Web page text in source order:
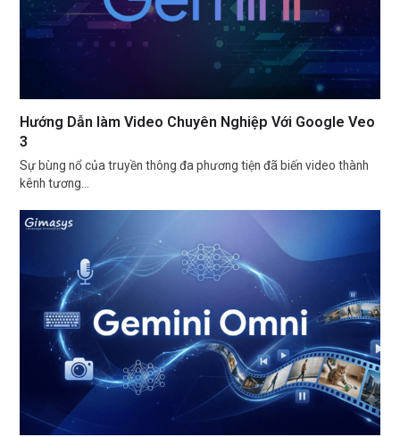
Hướng Dẫn làm Video Chuyên Nghiệp Với Google Veo
3
Sự bùng nổ của truyền thông đa phương tiện đã biến video thành
kênh tương…